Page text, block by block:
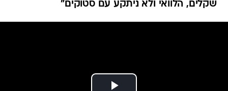
שקלים, הלוואי ולא ניתקע עם סטוקים"